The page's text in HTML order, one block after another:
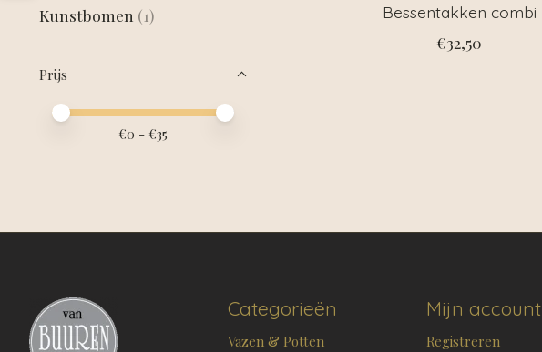
Kunstbomen (1)
Prijs
Minimale prijswaarde
Price maximum value
€0 - €35
Bessentakken combi
€32,50
Categorieën
Vazen & Potten
Mijn account
Registreren